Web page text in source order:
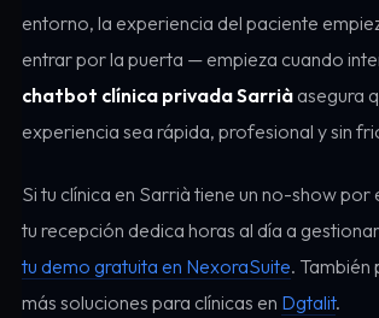
entorno, la experiencia del paciente
entrar por la puerta — empieza cuando
chatbot clínica privada Sarrià asegura
experiencia sea rápida, profesional y sin
Si tu clínica en Sarrià tiene un no-show por
tu recepción dedica horas al día a
tu demo gratuita en NexoraSuite.
más soluciones para clínicas en Dgtalit.